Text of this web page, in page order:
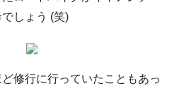
しょう (笑)
修行に行っていたこともあっ